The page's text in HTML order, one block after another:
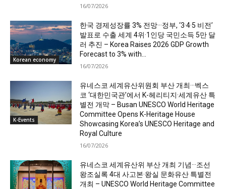
16/07/2026
Korean economy
한국 경제성장률 3% 전망···정부, ‘3·4·5 비전’
발표로 수출 세계 4위·1인당 국민소득 5만 달
러 추진 – Korea Raises 2026 GDP Growth
Forecast to 3% with...
16/07/2026
K-Events
유네스코 세계유산위원회 부산 개최···벡스
코 ‘대한민국관’에서 K-헤리티지·세계유산 특
별전 개막 – Busan UNESCO World Heritage
Committee Opens K-Heritage House
Showcasing Korea’s UNESCO Heritage and
Royal Culture
16/07/2026
유네스코 세계유산위 부산 개최 기념···조선
왕조실록 4대 사고본·왕실 문화유산 특별전
개최 – UNESCO World Heritage Committee